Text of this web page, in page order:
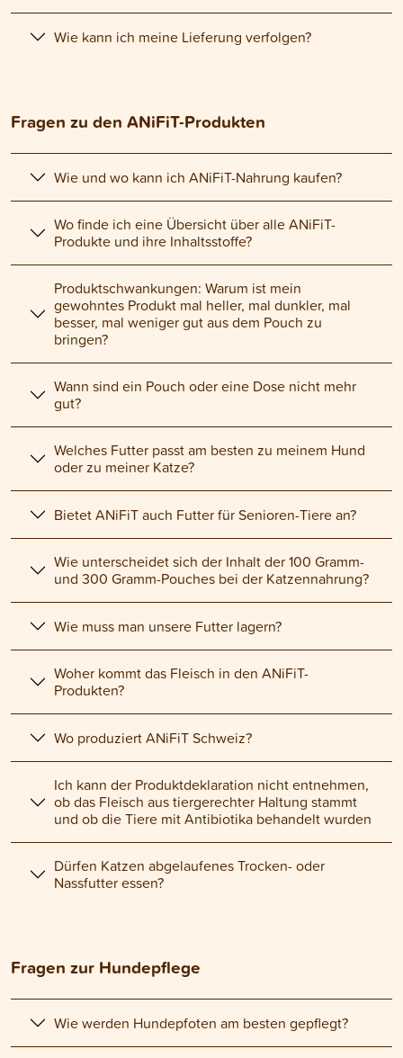
Wie kann ich meine Lieferung verfolgen?
Fragen zu den ANiFiT-Produkten
Wie und wo kann ich ANiFiT-Nahrung kaufen?
Wo finde ich eine Übersicht über alle ANiFiT-
Produkte und ihre Inhaltsstoffe?
Produktschwankungen: Warum ist mein
gewohntes Produkt mal heller, mal dunkler, mal
besser, mal weniger gut aus dem Pouch zu
bringen?
Wann sind ein Pouch oder eine Dose nicht mehr
gut?
Welches Futter passt am besten zu meinem Hund
oder zu meiner Katze?
Bietet ANiFiT auch Futter für Senioren-Tiere an?
Wie unterscheidet sich der Inhalt der 100 Gramm-
und 300 Gramm-Pouches bei der Katzennahrung?
Wie muss man unsere Futter lagern?
Woher kommt das Fleisch in den ANiFiT-
Produkten?
Wo produziert ANiFiT Schweiz?
Ich kann der Produktdeklaration nicht entnehmen,
ob das Fleisch aus tiergerechter Haltung stammt
und ob die Tiere mit Antibiotika behandelt wurden
Dürfen Katzen abgelaufenes Trocken- oder
Nassfutter essen?
Fragen zur Hundepflege
Wie werden Hundepfoten am besten gepflegt?